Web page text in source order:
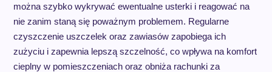
można szybko wykrywać ewentualne usterki i reagować na
nie zanim staną się poważnym problemem. Regularne
czyszczenie uszczelek oraz zawiasów zapobiega ich
zużyciu i zapewnia lepszą szczelność, co wpływa na komfort
cieplny w pomieszczeniach oraz obniża rachunki za